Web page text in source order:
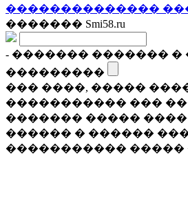
��������������
������� Smi58.ru
- ������� ������� �
���������
��� ����, �����
����������� ���
������� �����
������ � ������
����������� �����